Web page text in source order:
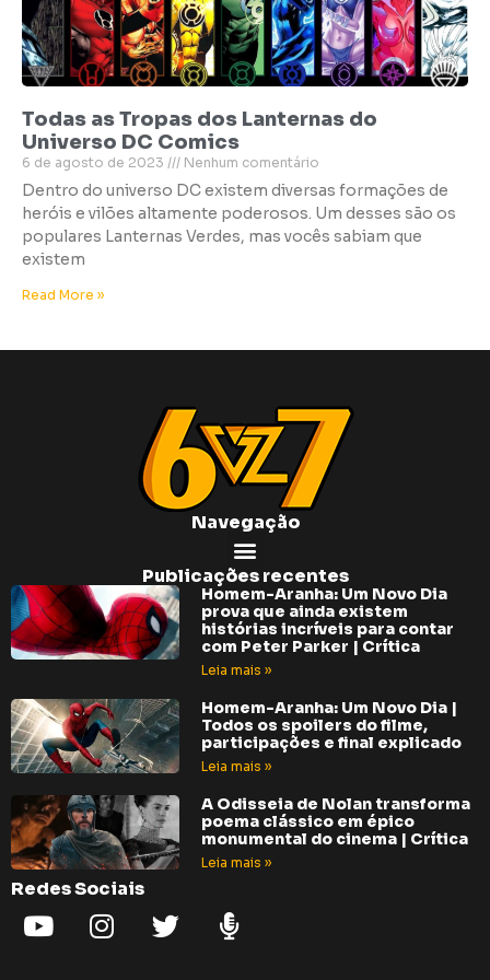
Todas as Tropas dos Lanternas do
Universo DC Comics
6 de agosto de 2023 Nenhum comentário
Dentro do universo DC existem diversas formações de
heróis e vilões altamente poderosos. Um desses são os
populares Lanternas Verdes, mas vocês sabiam que
existem
Read More »
Navegação
Publicações recentes
Homem-Aranha: Um Novo Dia
prova que ainda existem
histórias incríveis para contar
com Peter Parker | Crítica
Leia mais »
Homem-Aranha: Um Novo Dia |
Todos os spoilers do filme,
participações e final explicado
Leia mais »
A Odisseia de Nolan transforma
poema clássico em épico
monumental do cinema | Crítica
Leia mais »
Redes Sociais